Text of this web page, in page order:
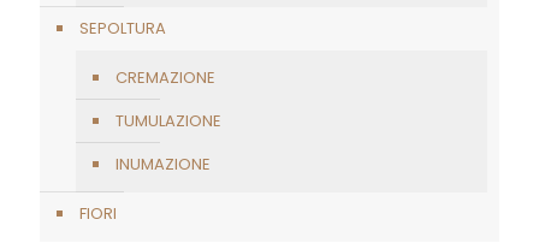
SEPOLTURA
CREMAZIONE
TUMULAZIONE
INUMAZIONE
FIORI